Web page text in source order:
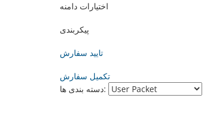
اختیارات دامنه
پیکربندی
تایید سفارش
تکمیل سفارش
دسته بندی ها: